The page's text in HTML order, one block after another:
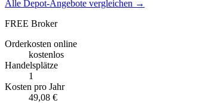
Alle Depot-Angebote vergleichen →
FREE Broker
Orderkosten online
kostenlos
Handelsplätze
1
Kosten pro Jahr
49,08 €